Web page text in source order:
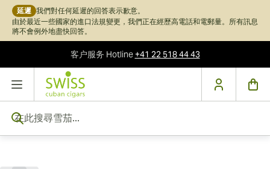
延遲 我們對任何延遲的回答表示歉意。
由於最近一些國家的進口法規變更，我們正在經歷高電話和電郵量。所有訊息
將不會例外地盡快回答。
客户服务 Hotline+41 22 518 44 43